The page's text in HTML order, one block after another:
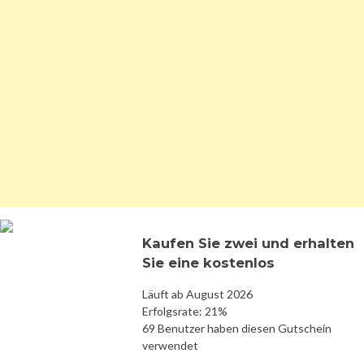
Kaufen Sie zwei und erhalten
Sie eine kostenlos
Läuft ab August 2026
Erfolgsrate: 21%
69 Benutzer haben diesen Gutschein
verwendet